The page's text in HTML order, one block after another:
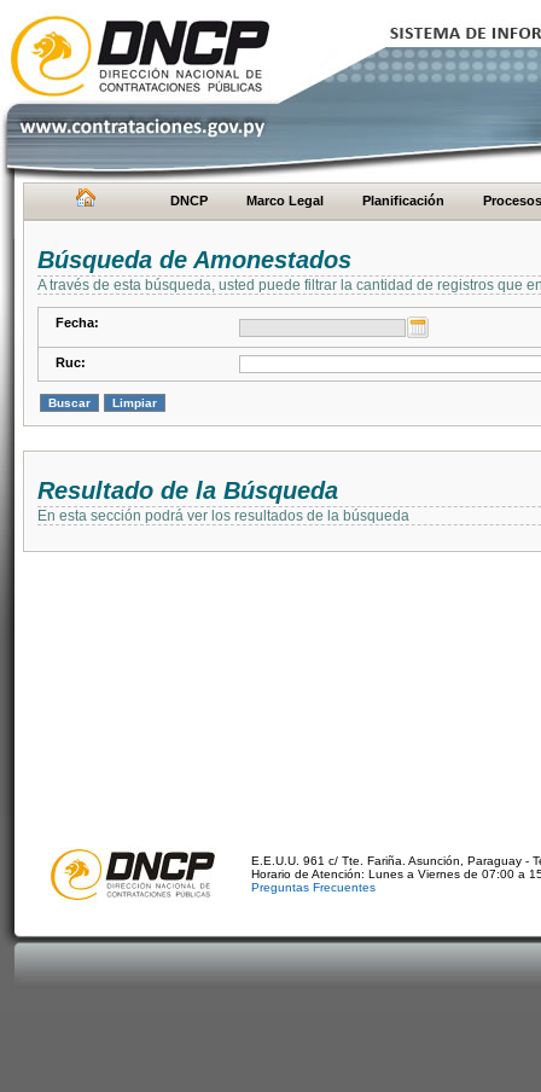
DNCP Marco Legal Planificación Procesos
Búsqueda de Amonestados
A través de esta búsqueda, usted puede filtrar la cantidad de registros que
Fecha:
Ruc:
Resultado de la Búsqueda
En esta sección podrá ver los resultados de la búsqueda
E.E.U.U. 961 c/ Tte. Fariña. Asunción, Paraguay -
Horario de Atención: Lunes a Viernes de 07:00 a
Preguntas Frecuentes